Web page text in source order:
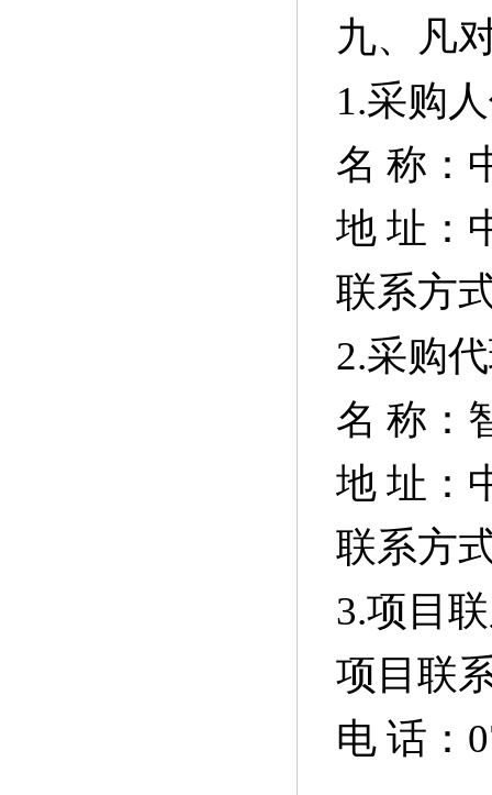
九、凡
1.采购
名 称：
地 址：
联系方
2.采购
名 称：
地 址：
联系方
3.项目
项目联
电 话：